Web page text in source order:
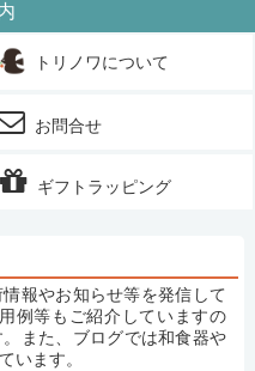
トリノワについて
お問合せ
ギフトラッピング
報やお知らせ等を発信して
例等もご紹介していますの
また、ブログでは和食器や
います。